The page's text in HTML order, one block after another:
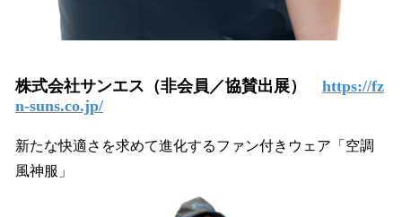
株式会社サンエス（非会員／協賛出展） https://fz
n-suns.co.jp/
新たな快適さを求めて進化するファン付きウェア「空調
風神服」